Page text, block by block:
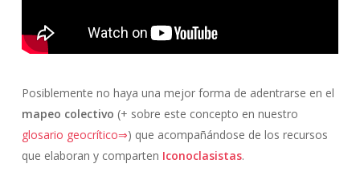
Posiblemente no haya una mejor forma de adentrarse en el
mapeo colectivo (+ sobre este concepto en nuestro
glosario geocrítico⇒) que acompañándose de los recursos
que elaboran y comparten Iconoclasistas.